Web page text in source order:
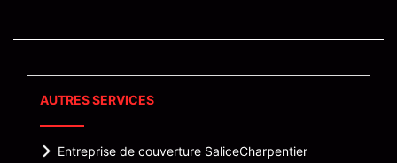
AUTRES SERVICES
Entreprise de couverture SaliceCharpentier